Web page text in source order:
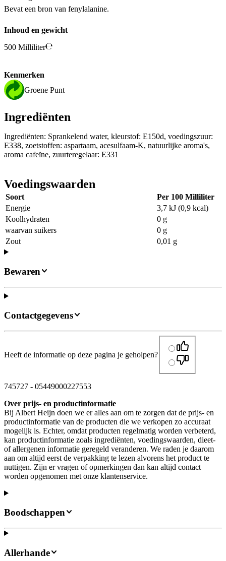
Bevat een bron van fenylalanine.
Inhoud en gewicht
500 Milliliter
Kenmerken
Groene Punt
Ingrediënten
Ingrediënten: Sprankelend water, kleurstof: E150d, voedingszuur:
E338, zoetstoffen: aspartaam, acesulfaam-K, natuurlijke aroma's,
aroma cafeïne, zuurteregelaar: E331
Voedingswaarden
Soort
Per 100 Milliliter
Energie
3,7 kJ (0,9 kcal)
Koolhydraten
0 g
waarvan suikers
0 g
Zout
0,01 g
Bewaren
Contactgegevens
Heeft de informatie op deze pagina je geholpen?
745727 - 05449000227553
Over prijs- en productinformatie
Bij Albert Heijn doen we er alles aan om te zorgen dat de prijs- en
productinformatie van de producten die we verkopen zo accuraat
mogelijk is. Echter, omdat producten regelmatig worden verbeterd,
kan productinformatie zoals ingrediënten, voedingswaarden, dieet-
of allergenen informatie geregeld veranderen. We raden je daarom
aan om altijd eerst de verpakking te lezen alvorens het product te
nuttigen. Zijn er vragen of opmerkingen dan kan altijd contact
worden opgenomen met onze klantenservice.
Boodschappen
Allerhande